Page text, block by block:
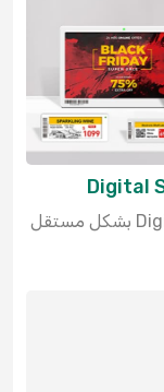
Digital
تم تطوير Digital Shelf Labels Maple Series بشكل مستقل